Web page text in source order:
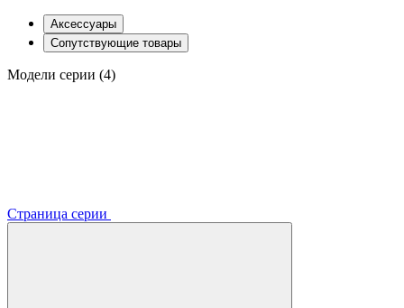
Аксессуары
Сопутствующие товары
Модели серии (4)
Страница серии